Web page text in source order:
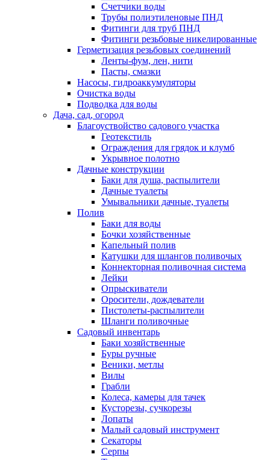
Счетчики воды
Трубы полиэтиленовые ПНД
Фитинги для труб ПНД
Фитинги резьбовые никелированные
Герметизация резьбовых соединений
Ленты-фум, лен, нити
Пасты, смазки
Насосы, гидроаккумуляторы
Очистка воды
Подводка для воды
Дача, сад, огород
Благоуствойство садового участка
Геотекстиль
Ограждения для грядок и клумб
Укрывное полотно
Дачные конструкции
Баки для душа, распылители
Дачные туалеты
Умывальники дачные, туалеты
Полив
Баки для воды
Бочки хозяйственные
Капельный полив
Катушки для шлангов поливочых
Коннекторная поливочная система
Лейки
Опрыскиватели
Оросители, дождеватели
Пистолеты-распылители
Шланги поливочные
Садовый инвентарь
Баки хозяйственные
Буры ручные
Веники, метлы
Вилы
Грабли
Колеса, камеры для тачек
Кусторезы, сучкорезы
Лопаты
Малый садовый инструмент
Секаторы
Серпы